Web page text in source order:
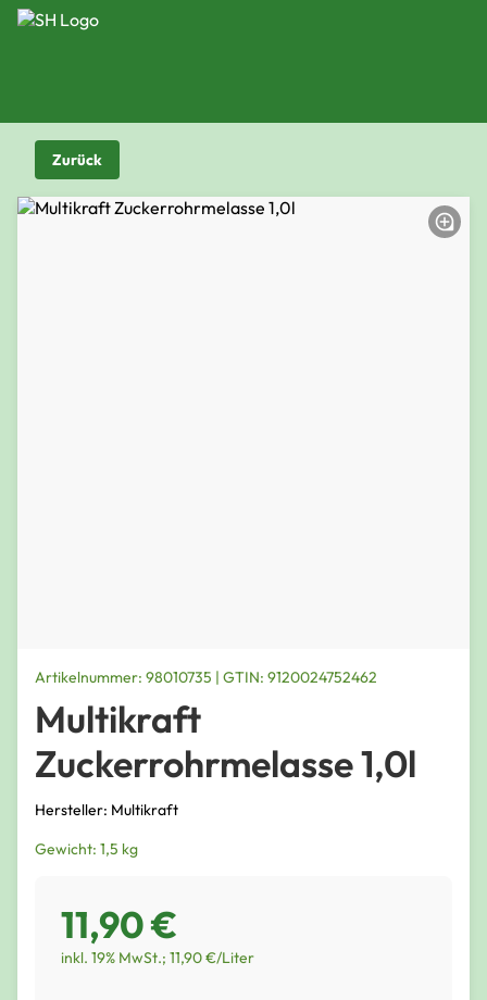
Zurück
Artikelnummer: 98010735 | GTIN: 9120024752462
Multikraft
Zuckerrohrmelasse 1,0l
Hersteller: Multikraft
Gewicht: 1,5 kg
11,90 €
inkl. 19% MwSt.; 11,90 €/Liter